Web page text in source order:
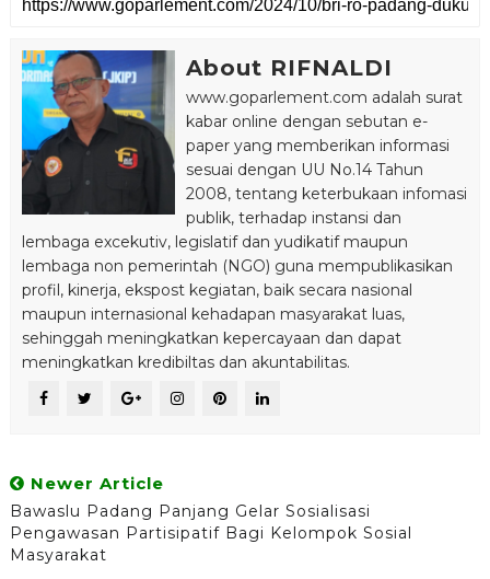
About RIFNALDI
www.goparlement.com adalah surat
kabar online dengan sebutan e-
paper yang memberikan informasi
sesuai dengan UU No.14 Tahun
2008, tentang keterbukaan infomasi
publik, terhadap instansi dan
lembaga excekutiv, legislatif dan yudikatif maupun
lembaga non pemerintah (NGO) guna mempublikasikan
profil, kinerja, ekspost kegiatan, baik secara nasional
maupun internasional kehadapan masyarakat luas,
sehinggah meningkatkan kepercayaan dan dapat
meningkatkan kredibiltas dan akuntabilitas.
Newer Article
Bawaslu Padang Panjang Gelar Sosialisasi
Pengawasan Partisipatif Bagi Kelompok Sosial
Masyarakat